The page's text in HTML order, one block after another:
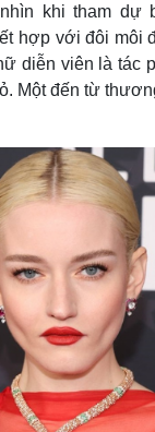
khi tham dự
hợp với đôi môi
diễn viên là tác
Một đến từ